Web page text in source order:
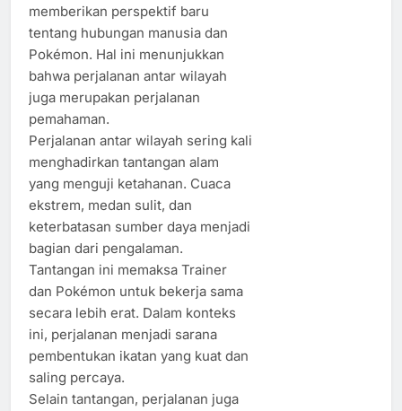
memberikan perspektif baru
tentang hubungan manusia dan
Pokémon. Hal ini menunjukkan
bahwa perjalanan antar wilayah
juga merupakan perjalanan
pemahaman.
Perjalanan antar wilayah sering kali
menghadirkan tantangan alam
yang menguji ketahanan. Cuaca
ekstrem, medan sulit, dan
keterbatasan sumber daya menjadi
bagian dari pengalaman.
Tantangan ini memaksa Trainer
dan Pokémon untuk bekerja sama
secara lebih erat. Dalam konteks
ini, perjalanan menjadi sarana
pembentukan ikatan yang kuat dan
saling percaya.
Selain tantangan, perjalanan juga